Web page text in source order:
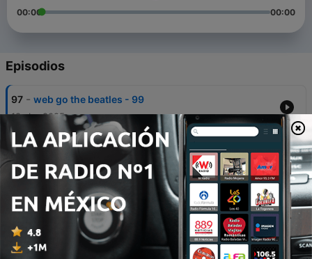
00:00 00:00
Episodios
97 - web go the beatles - 99
18 abr. 2025
96 - web go the beatles - 98
web go the beatles - 97
18 abr. 2025
94 - web go the beatles - 94
22 abr. 2023